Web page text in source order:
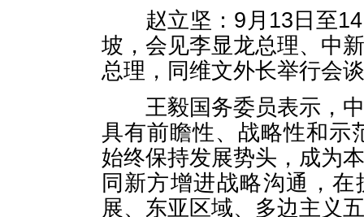
赵立坚：9月13日至14
坡，会见李显龙总理、中
总理，同维文外长举行会
王毅国务委员表示，中
具有前瞻性、战略性和示
始终保持发展势头，成为
同新方增进战略沟通，在
展、东亚区域、多边主义